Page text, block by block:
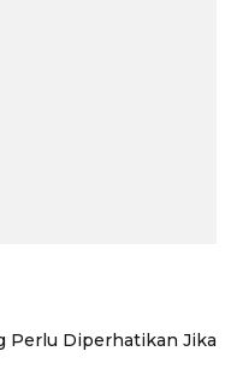
Perlu Diperhatikan Jika